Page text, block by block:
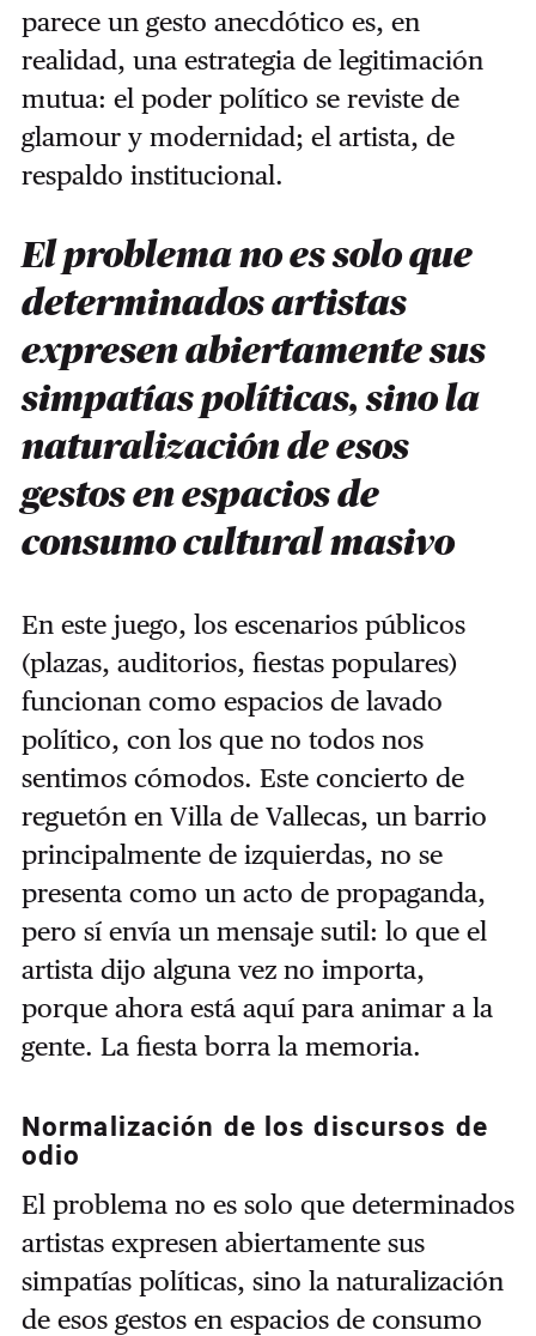
parece un gesto anecdótico es, en
realidad, una estrategia de legitimación
mutua: el poder político se reviste de
glamour y modernidad; el artista, de
respaldo institucional.
El problema no es solo que
determinados artistas
expresen abiertamente sus
simpatías políticas, sino la
naturalización de esos
gestos en espacios de
consumo cultural masivo
En este juego, los escenarios públicos
(plazas, auditorios, fiestas populares)
funcionan como espacios de lavado
político, con los que no todos nos
sentimos cómodos. Este concierto de
reguetón en Villa de Vallecas, un barrio
principalmente de izquierdas, no se
presenta como un acto de propaganda,
pero sí envía un mensaje sutil: lo que el
artista dijo alguna vez no importa,
porque ahora está aquí para animar a la
gente. La fiesta borra la memoria.
Normalización de los discursos de
odio
El problema no es solo que determinados
artistas expresen abiertamente sus
simpatías políticas, sino la naturalización
de esos gestos en espacios de consumo